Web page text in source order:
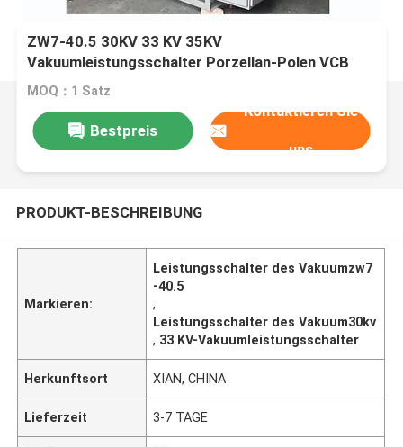
ZW7-40.5 30KV 33 KV 35KV
Vakuumleistungsschalter Porzellan-Polen VCB
MOQ：1 Satz
Bestpreis
Kontaktieren Sie
uns
PRODUKT-BESCHREIBUNG
Markieren:
Leistungsschalter des Vakuumzw7
-40.5
,
Leistungsschalter des Vakuum30kv
, 33 KV-Vakuumleistungsschalter
Herkunftsort XIAN, CHINA
Lieferzeit 3-7 TAGE